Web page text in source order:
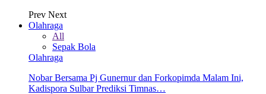
Prev Next
Olahraga
All
Sepak Bola
Olahraga
Nobar Bersama Pj Gunernur dan Forkopimda Malam Ini,
Kadispora Sulbar Prediksi Timnas…